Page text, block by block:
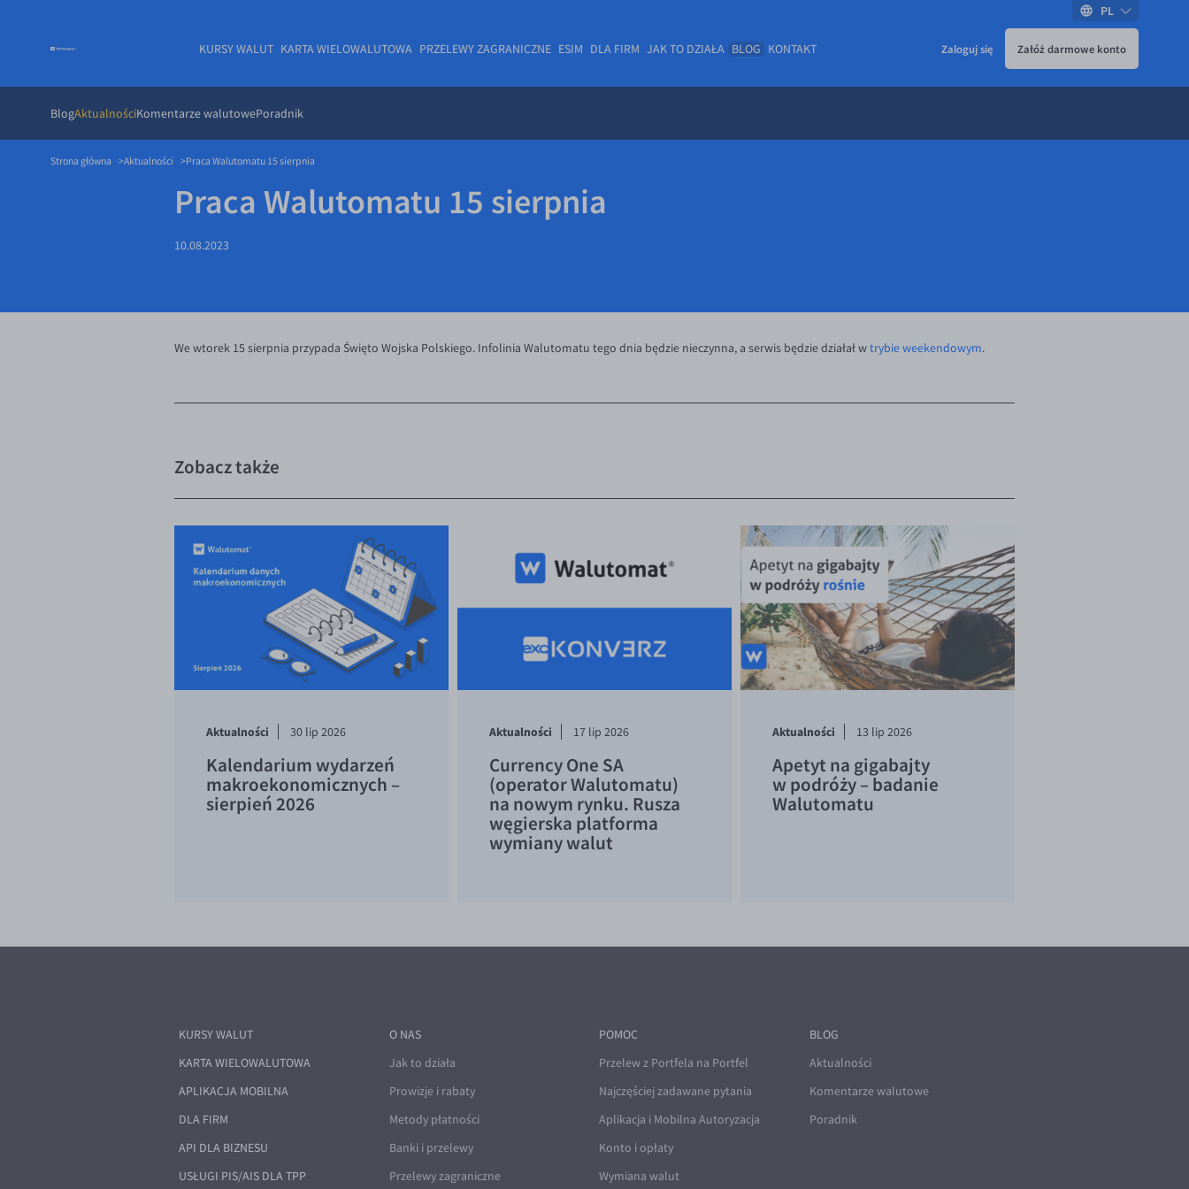
KURSY WALUT KARTA WIELOWALUTOWA PRZELEWY ZAGRANICZNE ESIM DLA FIRM JAK TO DZIAŁA BLOG
BlogAktualnościKomentarze walutowePoradnik
KONTAKT Zaloguj się Załóż darmowe konto
PL
Strona główna Aktualności Praca Walutomatu 15 sierpnia
Praca Walutomatu 15 sierpnia
10.08.2023
We wtorek 15 sierpnia przypada Święto Wojska Polskiego. Infolinia Walutomatu tego dnia będzie nieczynna, a serwis będzie działał wtrybie weekendowym.
Zobacz także
Aktualności 30 lip 2026
Kalendarium wydarzeń
makroekonomicznych –
sierpień 2026
Aktualności 17 lip 2026
Currency One SA
(operator Walutomatu)
na nowym rynku. Rusza
węgierska platforma
wymiany walut
Aktualności 13 lip 2026
Apetyt na gigabajty
w podróży – badanie
Walutomatu
KURSY WALUT
KARTA WIELOWALUTOWA
APLIKACJA MOBILNA
DLA FIRM
API DLA BIZNESU
USŁUGI PIS/AIS DLA TPP
O NAS
Jak to działa
Prowizje i rabaty
Metody płatności
Banki i przelewy
Przelewy zagraniczne
POMOC
Przelew z Portfela na Portfel
Najczęściej zadawane pytania
Aplikacja i Mobilna Autoryzacja
Konto i opłaty
Wymiana walut
BLOG
Aktualności
Komentarze walutowe
Poradnik